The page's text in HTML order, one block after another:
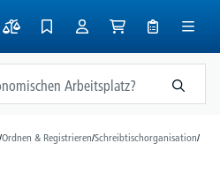
/Ordnen & Registrieren/Schreibtischorganisation/